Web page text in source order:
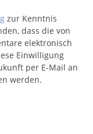
zur Kenntnis
dass die von
elektronisch
Einwilligung
per E-Mail an
werden.